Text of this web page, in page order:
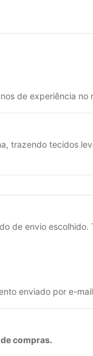
de experiência no
trazendo tecidos
de envio
enviado por e-
compras.